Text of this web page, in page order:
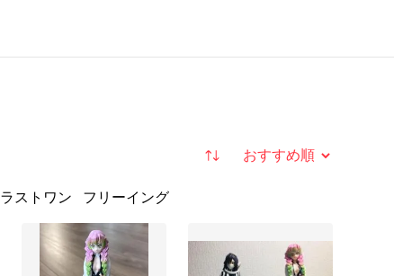
並び替え
ラストワン フリーイング